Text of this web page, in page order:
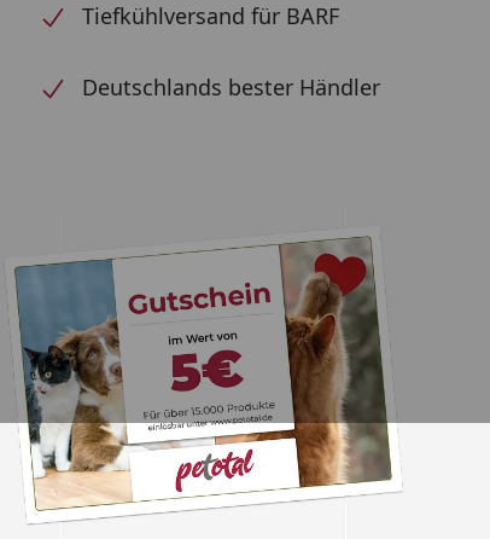
Tiefkühlversand für BARF
Deutschlands bester Händler